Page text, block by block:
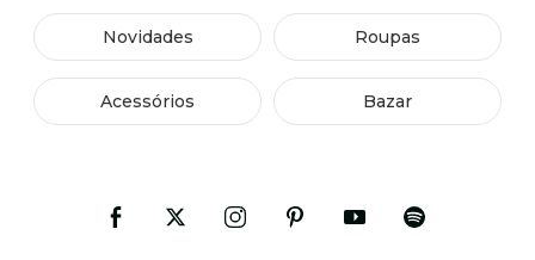
Novidades Roupas
Acessórios Bazar